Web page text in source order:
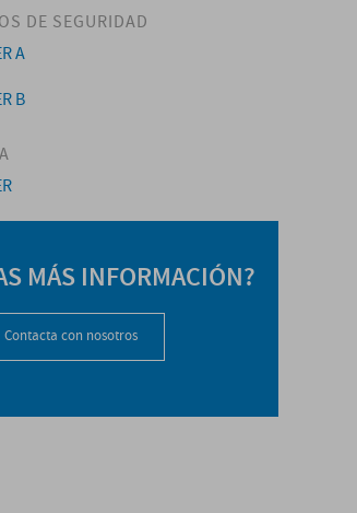
DE SEGURIDAD
A
B
MÁS INFORMACIÓN?
Contacta con nosotros